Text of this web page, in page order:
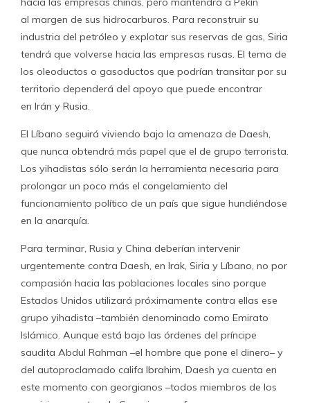
al margen de sus hidrocarburos. Para reconstruir su
industria del petróleo y explotar sus reservas de gas, Siria
tendrá que volverse hacia las empresas rusas. El tema de
los oleoductos o gasoductos que podrían transitar por su
territorio dependerá del apoyo que puede encontrar
en Irán y Rusia.
El Líbano seguirá viviendo bajo la amenaza de Daesh,
que nunca obtendrá más papel que el de grupo terrorista.
Los yihadistas sólo serán la herramienta necesaria para
prolongar un poco más el congelamiento del
funcionamiento político de un país que sigue hundiéndose
en la anarquía.
Para terminar, Rusia y China deberían intervenir
urgentemente contra Daesh, en Irak, Siria y Líbano, no por
compasión hacia las poblaciones locales sino porque
Estados Unidos utilizará próximamente contra ellas ese
grupo yihadista –también denominado como Emirato
Islámico. Aunque está bajo las órdenes del príncipe
saudita Abdul Rahman –el hombre que pone el dinero– y
del autoproclamado califa Ibrahim, Daesh ya cuenta en
este momento con georgianos –todos miembros de los